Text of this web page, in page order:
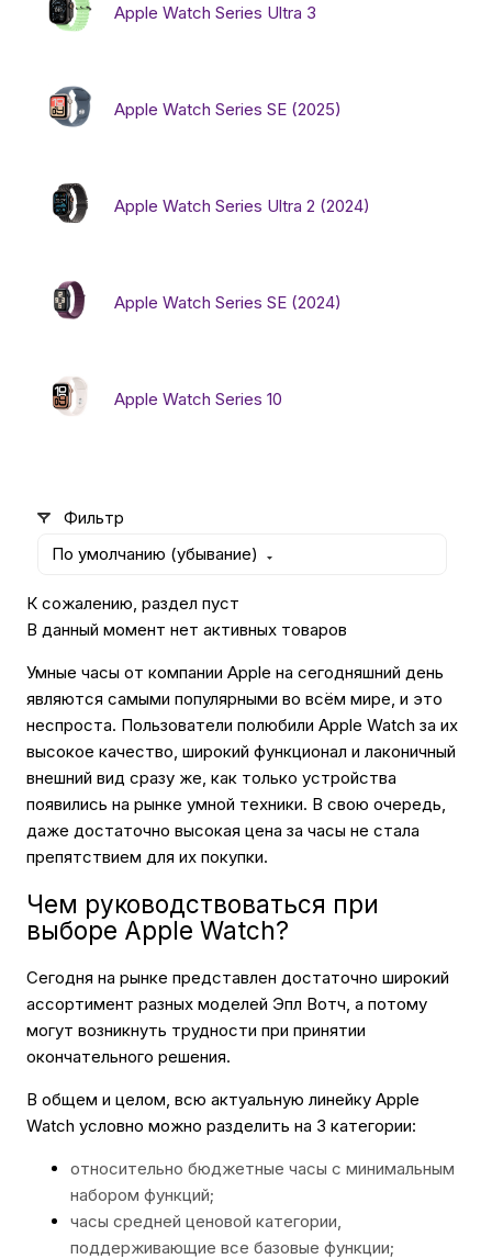
Бытовая техника
LEGO
Сервисный центр Apple в Самаре
Подарочные сертификаты
Аудио
Apple Watch Series Ultra 3
Apple Watch Series SE (2025)
Apple Watch Series Ultra 2 (2024)
Apple Watch Series SE (2024)
Apple Watch Series 10
Фильтр
По умолчанию (убывание)
К сожалению, раздел пуст
В данный момент нет активных товаров
Умные часы от компании Apple на сегодняшний день
являются самыми популярными во всём мире, и это
неспроста. Пользователи полюбили Apple Watch за их
высокое качество, широкий функционал и лаконичный
внешний вид сразу же, как только устройства
появились на рынке умной техники. В свою очередь,
даже достаточно высокая цена за часы не стала
препятствием для их покупки.
Чем руководствоваться при
выборе Apple Watch?
Сегодня на рынке представлен достаточно широкий
ассортимент разных моделей Эпл Вотч, а потому
могут возникнуть трудности при принятии
окончательного решения.
В общем и целом, всю актуальную линейку Apple
Watch условно можно разделить на 3 категории:
относительно бюджетные часы с минимальным
набором функций;
часы средней ценовой категории,
поддерживающие все базовые функции;